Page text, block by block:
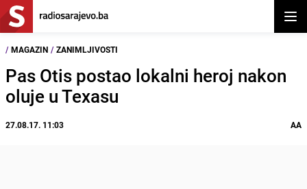
/ MAGAZIN / ZANIMLJIVOSTI
Pas Otis postao lokalni heroj nakon
oluje u Texasu
27.08.17. 11:03 AA